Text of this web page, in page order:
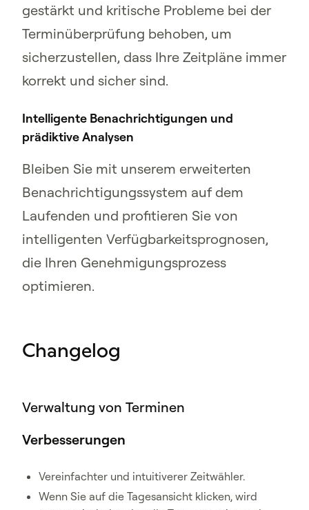
gestärkt und kritische Probleme bei der
Terminüberprüfung behoben, um
sicherzustellen, dass Ihre Zeitpläne immer
korrekt und sicher sind.
Intelligente Benachrichtigungen und
prädiktive Analysen
Bleiben Sie mit unserem erweiterten
Benachrichtigungssystem auf dem
Laufenden und profitieren Sie von
intelligenten Verfügbarkeitsprognosen,
die Ihren Genehmigungsprozess
optimieren.
Changelog
Verwaltung von Terminen
Verbesserungen
Vereinfachter und intuitiverer Zeitwähler.
Wenn Sie auf die Tagesansicht klicken, wird